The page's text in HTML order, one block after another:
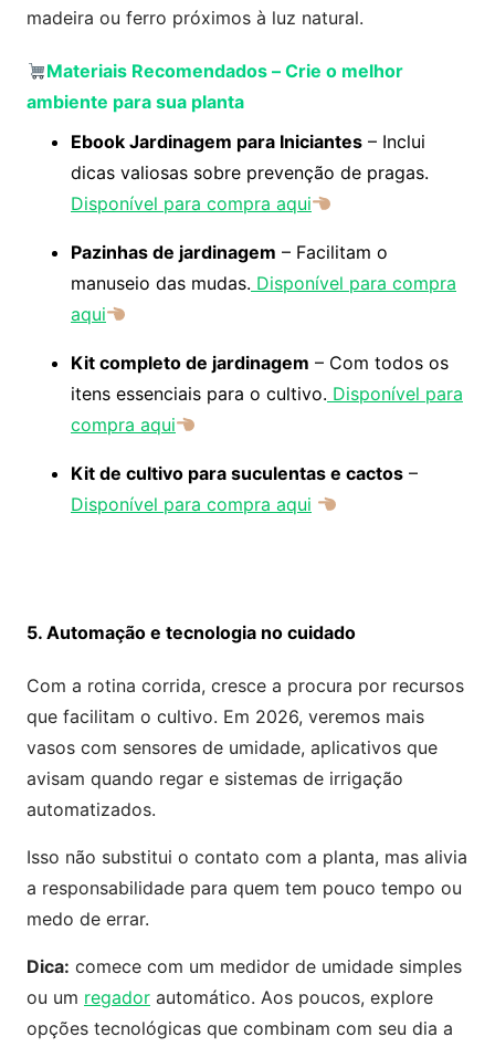
madeira ou ferro próximos à luz natural.
Materiais Recomendados – Crie o melhor
ambiente para sua planta
Ebook Jardinagem para Iniciantes – Inclui
dicas valiosas sobre prevenção de pragas.
Disponível para compra aqui
Pazinhas de jardinagem – Facilitam o
manuseio das mudas. Disponível para compra
aqui
Kit completo de jardinagem – Com todos os
itens essenciais para o cultivo. Disponível para
compra aqui
Kit de cultivo para suculentas e cactos –
Disponível para compra aqui
5. Automação e tecnologia no cuidado
Com a rotina corrida, cresce a procura por recursos
que facilitam o cultivo. Em 2026, veremos mais
vasos com sensores de umidade, aplicativos que
avisam quando regar e sistemas de irrigação
automatizados.
Isso não substitui o contato com a planta, mas alivia
a responsabilidade para quem tem pouco tempo ou
medo de errar.
Dica: comece com um medidor de umidade simples
ou um regador automático. Aos poucos, explore
opções tecnológicas que combinam com seu dia a